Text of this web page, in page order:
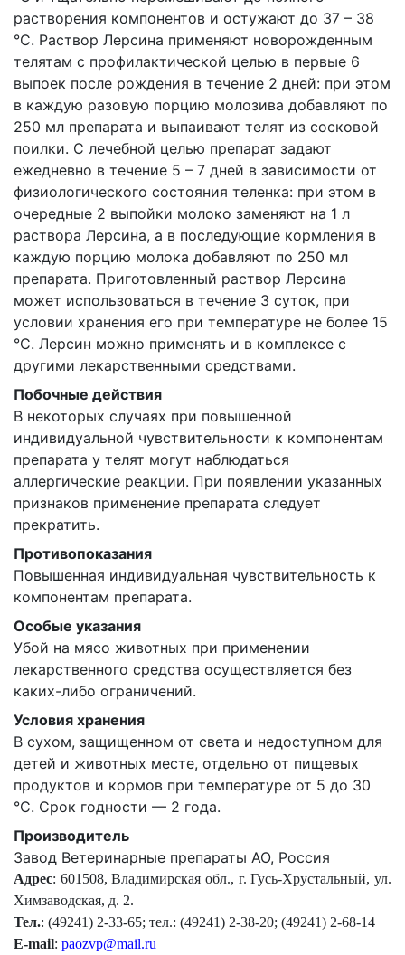
растворения компонентов и остужают до 37 – 38
°С. Раствор Лерсина применяют новорожденным
телятам с профилактической целью в первые 6
выпоек после рождения в течение 2 дней: при этом
в каждую разовую порцию молозива добавляют по
250 мл препарата и выпаивают телят из сосковой
поилки. С лечебной целью препарат задают
ежедневно в течение 5 – 7 дней в зависимости от
физиологического состояния теленка: при этом в
очередные 2 выпойки молоко заменяют на 1 л
раствора Лерсина, а в последующие кормления в
каждую порцию молока добавляют по 250 мл
препарата. Приготовленный раствор Лерсина
может использоваться в течение 3 суток, при
условии хранения его при температуре не более 15
°С. Лерсин можно применять и в комплексе с
другими лекарственными средствами.
Побочные действия
В некоторых случаях при повышенной
индивидуальной чувствительности к компонентам
препарата у телят могут наблюдаться
аллергические реакции. При появлении указанных
признаков применение препарата следует
прекратить.
Противопоказания
Повышенная индивидуальная чувствительность к
компонентам препарата.
Особые указания
Убой на мясо животных при применении
лекарственного средства осуществляется без
каких-либо ограничений.
Условия хранения
В сухом, защищенном от света и недоступном для
детей и животных месте, отдельно от пищевых
продуктов и кормов при температуре от 5 до 30
°С. Срок годности — 2 года.
Производитель
Завод Ветеринарные препараты АО, Россия
Адрес: 601508, Владимирская обл., г. Гусь-Хрустальный, ул.
Химзаводская, д. 2.
Тел.: (49241) 2-33-65; тел.: (49241) 2-38-20; (49241) 2-68-14
E-mail: paozvp@mail.ru